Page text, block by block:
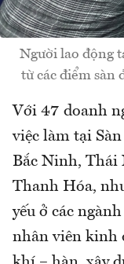
Người lao động
từ các điểm sàn
Với 47 doanh
việc làm tại
Bắc Ninh, Thái
Thanh Hóa,
yếu ở các
nhân viên kinh